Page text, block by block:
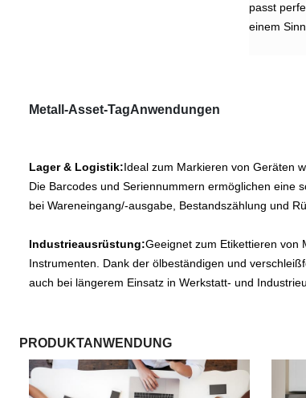
passt
einem
Metall-Asset-TagAnwendungen
Lager & Logistik:Ideal zum Markieren von Geräten
Die Barcodes und Seriennummern ermöglichen eine
bei Wareneingang/-ausgabe, Bestandszählung und
Industrieausrüstung:Geeignet zum Etikettieren von
Instrumenten. Dank der ölbeständigen und
auch bei längerem Einsatz in Werkstatt- und
PRODUKTANWENDUNG